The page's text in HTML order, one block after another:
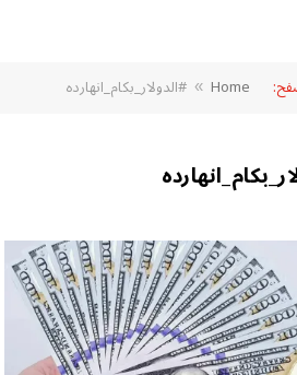
Home
» #الدولار_بكام_انهارده